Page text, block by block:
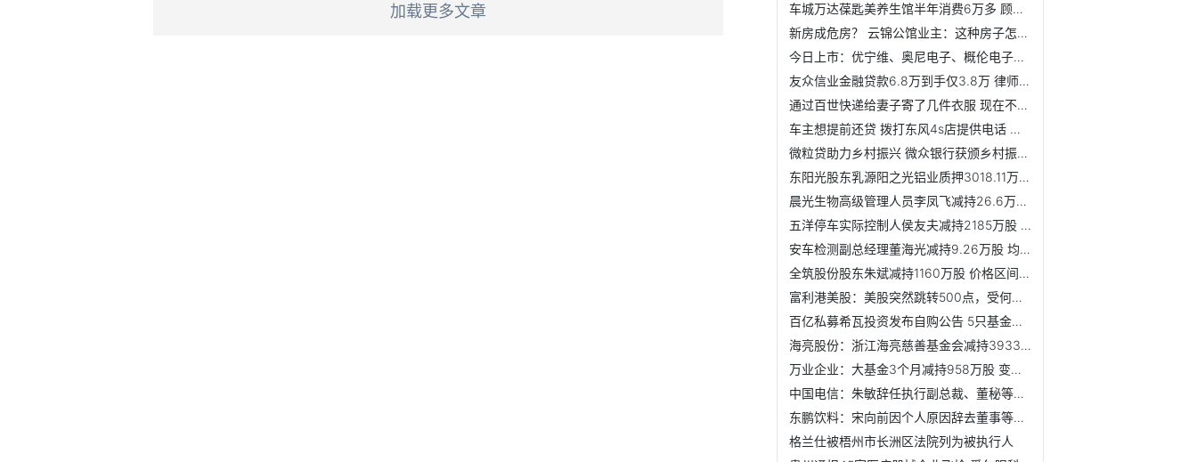
加载更多文章
车城万达葆匙美养生馆半年消费6万多 顾客质疑"太不值"
新房成危房？ 云锦公馆业主：这种房子怎么住？
今日上市：优宁维、奥尼电子、概伦电子、南模生物
友众信业金融贷款6.8万到手仅3.8万 律师:贷款利率有上限
通过百世快递给妻子寄了几件衣服 现在不知在哪里
车主想提前还贷 拨打东风4s店提供电话 却被骗了近7万
微粒贷助力乡村振兴 微众银行获颁乡村振兴金融创新企业
东阳光股东乳源阳之光铝业质押3018.11万股 占公司总股本比例的1%
晨光生物高级管理人员李凤飞减持26.6万股 价格区间为16.43-16.13元/股
五洋停车实际控制人侯友夫减持2185万股 价格区间为3.04-2.96元/股
安车检测副总经理董海光减持9.26万股 均价为18.74元/股
全筑股份股东朱斌减持1160万股 价格区间为3.22-3.22元/股
富利港美股：美股突然跳转500点，受何影响？
百亿私募希瓦投资发布自购公告 5只基金年内跌超20%
海亮股份：浙江海亮慈善基金会减持3933万股
万业企业：大基金3个月减持958万股 变现2.5亿元
中国电信：朱敏辞任执行副总裁、董秘等职务
东鹏饮料：宋向前因个人原因辞去董事等职务
格兰仕被梧州市长洲区法院列为被执行人